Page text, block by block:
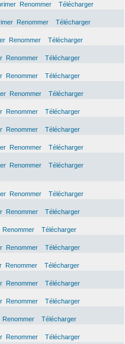
Renommer
Télécharger
Renommer
Télécharger
Renommer
Télécharger
Renommer
Télécharger
Renommer
Télécharger
Renommer
Télécharger
Renommer
Télécharger
Renommer
Télécharger
Renommer
Télécharger
Renommer
Télécharger
Renommer
Télécharger
Renommer
Télécharger
Renommer
Télécharger
Renommer
Télécharger
Renommer
Télécharger
Renommer
Télécharger
Renommer
Télécharger
Renommer
Télécharger
Renommer
Télécharger